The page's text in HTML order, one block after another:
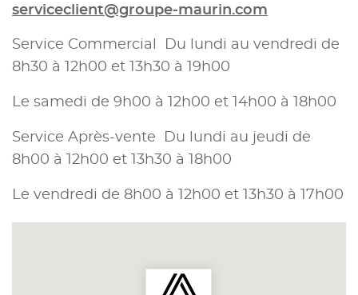
serviceclient@groupe-maurin.com
Service Commercial Du lundi au vendredi de
8h30 à 12h00 et 13h30 à 19h00
Le samedi de 9h00 à 12h00 et 14h00 à 18h00
Service Après-vente Du lundi au jeudi de
8h00 à 12h00 et 13h30 à 18h00
Le vendredi de 8h00 à 12h00 et 13h30 à 17h00